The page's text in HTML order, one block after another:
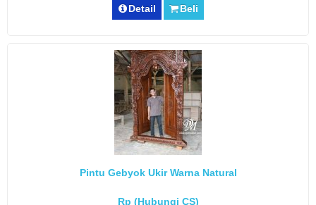
Detail Beli
Pintu Gebyok Ukir Warna Natural
Rp (Hubungi CS)